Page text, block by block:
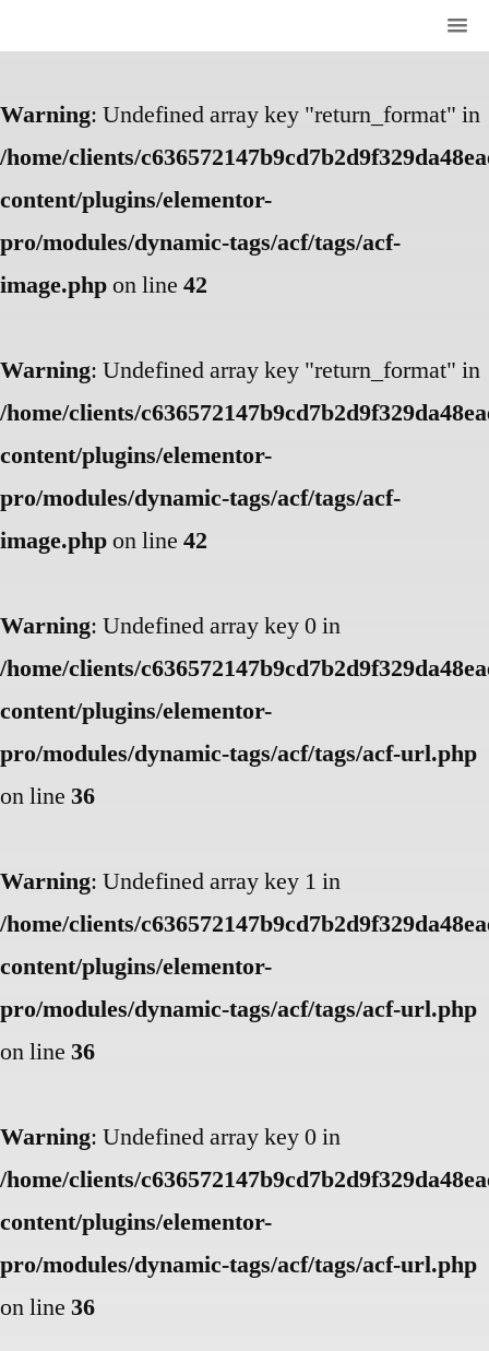
Warning: Undefined array key "return_format" in
/home/clients/
content/plugins/elementor-
pro/modules/dynamic-tags/acf/tags/acf-
image.phpon line 42
Warning: Undefined array key "return_format" in
/home/clients/
content/plugins/elementor-
pro/modules/dynamic-tags/acf/tags/acf-
image.phpon line 42
Warning: Undefined array key 0 in
/home/clients/
content/plugins/elementor-
pro/modules/dynamic-tags/acf/tags/acf-url.php
on line 36
Warning: Undefined array key 1 in
/home/clients/
content/plugins/elementor-
pro/modules/dynamic-tags/acf/tags/acf-url.php
on line 36
Warning: Undefined array key 0 in
/home/clients/
content/plugins/elementor-
pro/modules/dynamic-tags/acf/tags/acf-url.php
on line 36